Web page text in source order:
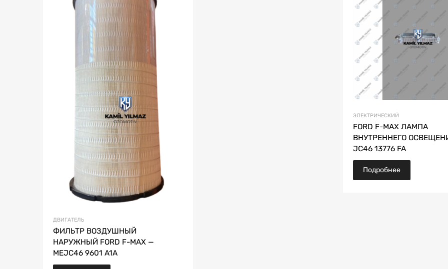
ДВИГАТЕЛЬ
ФИЛЬТР ВОЗДУШНЫЙ
НАРУЖНЫЙ FORD F-MAX —
MEJC46 9601 A1A
ЭЛЕКТРИЧЕСКИЙ
FORD F-MAX ЛАМПА
ВНУТРЕННЕГО
JC46 13776 FA
Подробнее